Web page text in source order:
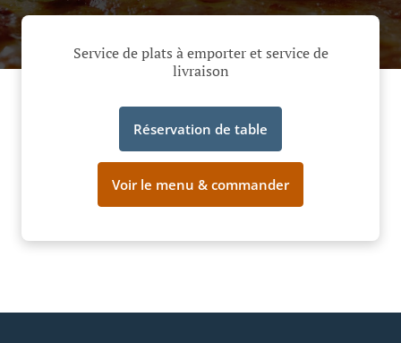
Service de plats à emporter et service de
livraison
Réservation de table
Voir le menu & commander